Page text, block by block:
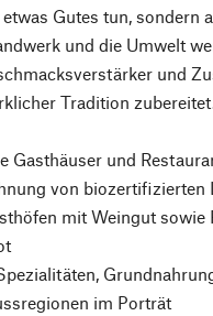
Gutes tun, sondern
und die Umwelt
und
Tradition
Gasthäuser und
von biozertifizierten
mit Weingut sowie
im Porträt